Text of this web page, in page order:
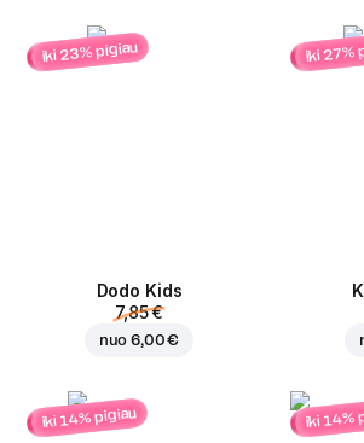
iki 23% pigiau
Dodo Kids
7,85 €
nuo6,00 €
iki 27%
iki 14% pigiau iki 14%